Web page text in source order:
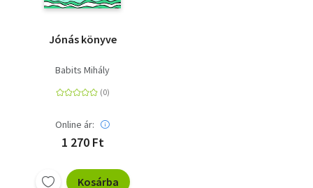
Jónás könyve
Babits Mihály
Online ár:
1 270 Ft
Kosárba